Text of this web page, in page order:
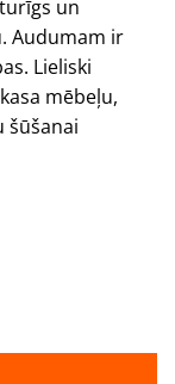
un
Audumam ir
Lieliski
mēbeļu,
šūšanai